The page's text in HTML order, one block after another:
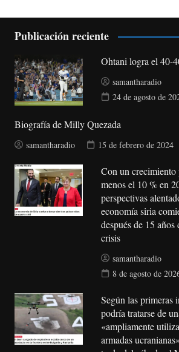
Publicación reciente
Ohtani logra el 40-
samantharadio
24 de agosto de
Biografía de Milly Quezada
samantharadio 15 de febrero de 2024
Con un crecimiento
menos el 10 % en
perspectivas
economía siria
después de 15
crisis
samantharadio
8 de agosto de
Según las primeras
podría tratarse de
«ampliamente
armadas